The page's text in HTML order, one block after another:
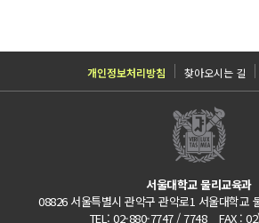
개인정보처리방침 찾아오시는 길
서울대학교 물리교육과
08826 서울특별시 관악구 관악로1 서울대학교
TEL: 02-880-7747 / 7748 FAX :